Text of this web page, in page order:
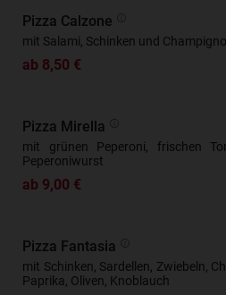
Pizza Calzone
mit Salami, Schinken und
ab 8,50 €
Pizza Mirella
mit grünen Peperoni, frischen
Peperoniwurst
ab 9,00 €
Pizza Fantasia
mit Schinken, Sardellen, Zwiebeln,
Paprika, Oliven, Knoblauch